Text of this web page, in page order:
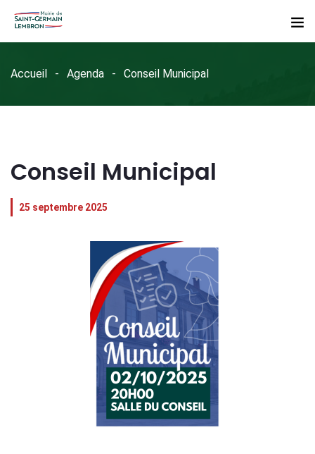
Accueil Agenda Conseil Municipal
Conseil Municipal
25 septembre 2025